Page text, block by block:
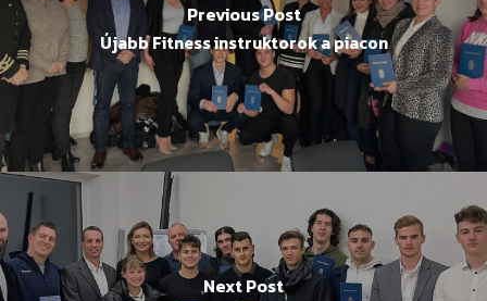
Previous Post
Újabb Fitness instruktorok a piacon
Next Post